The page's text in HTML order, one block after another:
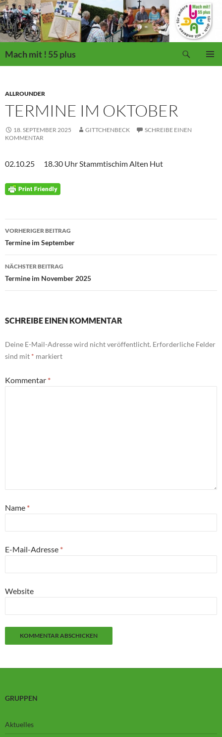
Mach mit ! 55 plus
ALLROUNDER
TERMINE IM OKTOBER
18. SEPTEMBER 2025 GITTCHENBECK
SCHREIBE EINEN
KOMMENTAR
02.10.25 18.30 Uhr Stammtischim Alten Hut
Beitragsnavigation
VORHERIGER BEITRAG
Termine im September
NÄCHSTER BEITRAG
Termine im November 2025
SCHREIBE EINEN KOMMENTAR
Deine E-Mail-Adresse wird nicht veröffentlicht. Erforderliche Felder
sind mit * markiert
Kommentar *
Name *
E-Mail-Adresse *
Website
GRUPPEN
Aktuelles